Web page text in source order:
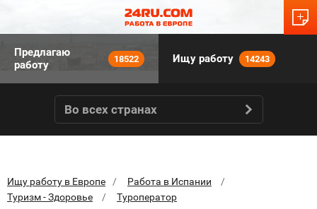
Предлагаю
работу
18522 Ищу работу 14243
Во всех странах
Ищу работу в Европе
Работа в Испании
Туризм - Здоровье
Туроператор